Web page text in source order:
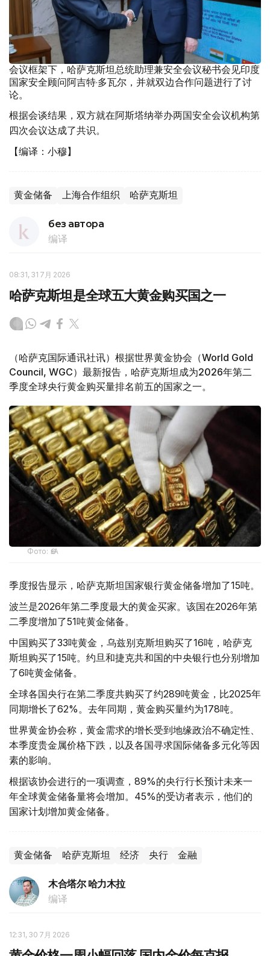
会议框架下，哈萨克斯坦总统助理兼安全会议秘书会见印度
国家安全顾问阿吉特·多瓦尔，并就双边合作问题进行了讨
论。
根据会谈结果，双方就在阿斯塔纳举办两国安全会议机构第
四次会议达成了共识。
【编译：小穆】
黄金储备 上海合作组织 哈萨克斯坦
без автора
编译
08:31, 31 7月 2026
哈萨克斯坦是全球五大黄金购买国之一
（哈萨克国际通讯社讯）根据世界黄金协会（World Gold
Council, WGC）最新报告，哈萨克斯坦成为2026年第二
季度全球央行黄金购买量排名前五的国家之一。
Фото: ӨзА
季度报告显示，哈萨克斯坦国家银行黄金储备增加了15吨。
波兰是2026年第二季度最大的黄金买家。该国在2026年第
二季度增加了51吨黄金储备。
中国购买了33吨黄金，乌兹别克斯坦购买了16吨，哈萨克
斯坦购买了15吨。约旦和捷克共和国的中央银行也分别增加
了6吨黄金储备。
全球各国央行在第二季度共购买了约289吨黄金，比2025年
同期增长了62%。去年同期，黄金购买量约为178吨。
世界黄金协会称，黄金需求的增长受到地缘政治不确定性、
本季度贵金属价格下跌，以及各国寻求国际储备多元化等因
素的影响。
根据该协会进行的一项调查，89%的央行行长预计未来一
年全球黄金储备量将会增加。45%的受访者表示，他们的
国家计划增加黄金储备。
黄金储备 哈萨克斯坦 经济 央行 金融
木合塔尔 哈力木拉
编译
12:31, 30 7月 2026